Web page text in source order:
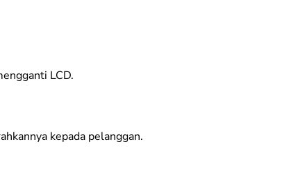
LCD.
kepada pelanggan.